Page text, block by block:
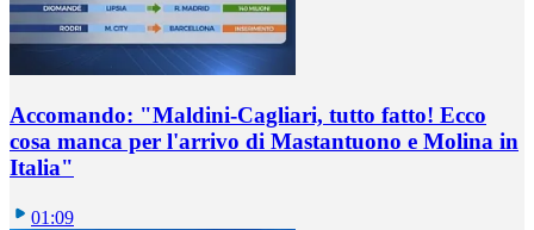
Accomando: "Maldini-Cagliari, tutto fatto! Ecco
cosa manca per l'arrivo di Mastantuono e Molina in
Italia"
01:09